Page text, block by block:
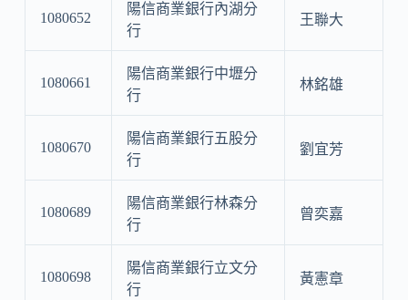
1080652
陽信商業銀行內湖分
行
王聯大
1080661
陽信商業銀行中壢分
行
林銘雄
1080670
陽信商業銀行五股分
行
劉宜芳
1080689
陽信商業銀行林森分
行
曾奕嘉
1080698
陽信商業銀行立文分
行
黃憲章